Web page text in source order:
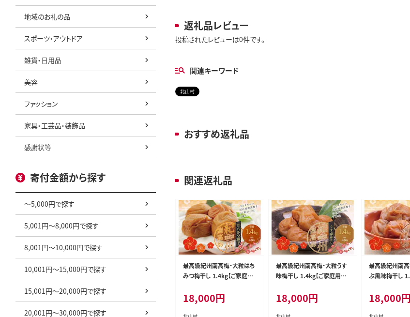
地域のお礼の品
スポーツ・アウトドア
雑貨・日用品
美容
ファッション
家具・工芸品・装飾品
感謝状等
寄付金額から探す
～5,000円で探す
5,001円～8,000円で探す
8,001円～10,000円で探す
10,001円～15,000円で探す
15,001円～20,000円で探す
20,001円～30,000円で探す
返礼品レビュー
投稿されたレビューは0件です。
関連キーワード
北山村
おすすめ返礼品
関連返礼品
最高級紀州南高梅・大粒はち
みつ梅干し 1.4kg【ご家庭
18,000円
最高級紀州南高梅・大粒うす
味梅干し 1.4kg【ご家庭用】【i
18,000円
最高級紀州南高
ぶ風味梅干し
18,000円